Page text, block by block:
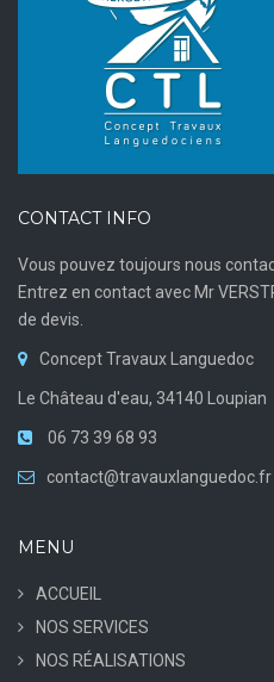
CONTACT INFO
Vous pouvez toujours nous
Entrez en contact avec Mr
de devis.
Concept Travaux Languedoc
Le Château d'eau, 34140 Loupian
06 73 39 68 93
contact@travauxlanguedoc.fr
MENU
ACCUEIL
NOS SERVICES
NOS RÉALISATIONS